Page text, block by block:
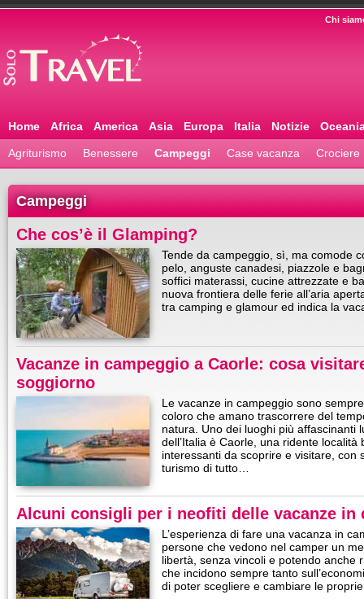
Chi
Home Africa America Asia Europa Italia Notizie
Agriturismo Benessere Campeggi Case vacanza Crociere
Campeggi
Che cos’è il Glamping?
Tende da campeggio, sì, ma comode
pelo, anguste canadesi, piazzole e
soffici materassi, cucine attrezzate e
nuova frontiera delle ferie all’aria
tra camping e glamour ed indica la
Vacanze in campeggio a Caorle: cosa
soggiorno
Le vacanze in campeggio sono
coloro che amano trascorrere del
natura. Uno dei luoghi più affascinanti
dell’Italia è Caorle, una ridente località
interessanti da scoprire e visitare, con
turismo di tutto…
Alcuni consigli per i neofiti delle vacanze in
L’esperienza di fare una vacanza in
persone che vedono nel camper un
libertà, senza vincoli e potendo anche
che incidono sempre tanto
di poter scegliere e cambiare le